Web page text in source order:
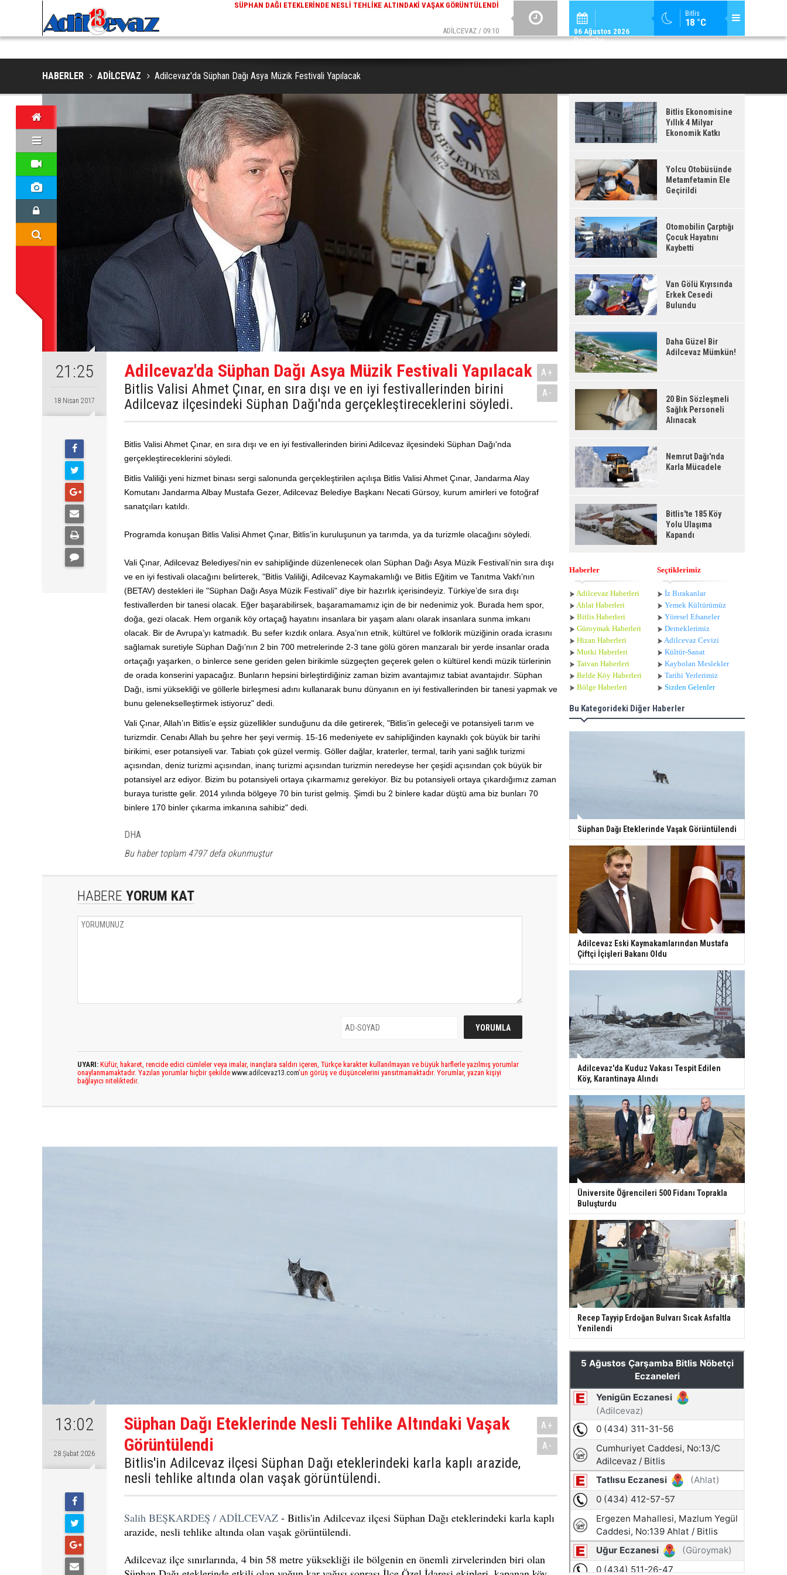
Bitlis
18 °C
06 Ağustos 2026
Perşembe
NESLI TEHLIKE ALTINDAKI VAŞAK GÖRÜNTÜLENDI
ADİLCEVAZ /
ADILCEVAZ'DA KUDUZ VAKASI TESPIT EDILEN KÖY, KARANTINAYA
HABERLER ADİLCEVAZ Adilcevaz'da Süphan Dağı Asya Müzik Festivali Yapılacak
21:25
18 Nisan 2017
Adilcevaz'da Süphan Dağı Asya Müzik Festivali Yapılacak
Bitlis Valisi Ahmet Çınar, en sıra dışı ve en iyi festivallerinden birini
Adilcevaz ilçesindeki Süphan Dağı'nda gerçekleştireceklerini söyledi.
A+
A-
Bitlis Valisi Ahmet Çınar, en sıra dışı ve en iyi festivallerinden birini Adilcevaz ilçesindeki Süphan Dağı'nda
gerçekleştireceklerini söyledi.
Bitlis Valiliği yeni hizmet binası sergi salonunda gerçekleştirilen açılışa Bitlis Valisi Ahmet Çınar, Jandarma Alay
Komutanı Jandarma Albay Mustafa Gezer, Adilcevaz Belediye Başkanı Necati Gürsoy, kurum amirleri ve fotoğraf
sanatçıları katıldı.
Programda konuşan Bitlis Valisi Ahmet Çınar, Bitlis’in kuruluşunun ya tarımda, ya da turizmle olacağını söyledi.
Vali Çınar, Adilcevaz Belediyesi'nin ev sahipliğinde düzenlenecek olan Süphan Dağı Asya Müzik Festivali’nin sıra dışı
ve en iyi festivali olacağını belirterek, "Bitlis Valiliği, Adilcevaz Kaymakamlığı ve Bitlis Eğitim ve Tanıtma Vakfı’nın
(BETAV) destekleri ile "Süphan Dağı Asya Müzik Festivali" diye bir hazırlık içerisindeyiz. Türkiye’de sıra dışı
festivallerden bir tanesi olacak. Eğer başarabilirsek, başaramamamız için de bir nedenimiz yok. Burada hem spor,
doğa, gezi olacak. Hem organik köy ortaçağ hayatını insanlara bir yaşam alanı olarak insanlara sunma imkanı
olacak. Bir de Avrupa’yı katmadık. Bu sefer kızdık onlara. Asya’nın etnik, kültürel ve folklorik müziğinin orada icrasını
sağlamak suretiyle Süphan Dağı’nın 2 bin 700 metrelerinde 2-3 tane gölü gören manzaralı bir yerde insanlar orada
ortaçağı yaşarken, o binlerce sene geriden gelen birikimle süzgeçten geçerek gelen o kültürel kendi müzik türlerinin
de orada konserini yapacağız. Bunların hepsini birleştirdiğiniz zaman bizim avantajımız tabiat avantajıdır. Süphan
Dağı, ismi yüksekliği ve göllerle birleşmesi adını kullanarak bunu dünyanın en iyi festivallerinden bir tanesi yapmak ve
bunu gelenekselleştirmek istiyoruz" dedi.
Vali Çınar, Allah’ın Bitlis’e eşsiz güzellikler sunduğunu da dile getirerek, "Bitlis’in geleceği ve potansiyeli tarım ve
turizmdir. Cenabı Allah bu şehre her şeyi vermiş. 15-16 medeniyete ev sahipliğinden kaynaklı çok büyük bir tarihi
birikimi, eser potansiyeli var. Tabiatı çok güzel vermiş. Göller dağlar, kraterler, termal, tarih yani sağlık turizmi
açısından, deniz turizmi açısından, inanç turizmi açısından turizmin neredeyse her çeşidi açısından çok büyük bir
potansiyel arz ediyor. Bizim bu potansiyeli ortaya çıkarmamız gerekiyor. Biz bu potansiyeli ortaya çıkardığımız zaman
buraya turistte gelir. 2014 yılında bölgeye 70 bin turist gelmiş. Şimdi bu 2 binlere kadar düştü ama biz bunları 70
binlere 170 binler çıkarma imkanına sahibiz" dedi.
DHA
Bu haber toplam 4797 defa okunmuştur
HABERE YORUM KAT
UYARI: Küfür, hakaret, rencide edici cümleler veya imalar, inançlara saldırı içeren, Türkçe karakter kullanılmayan ve büyük harflerle yazılmış yorumlar
onaylanmamaktadır. Yazılan yorumlar hiçbir şekilde www.adilcevaz13.com’un görüş ve düşüncelerini yansıtmamaktadır. Yorumlar, yazan kişiyi
bağlayıcı niteliktedir.
13:02
28 Şubat 2026
Süphan Dağı Eteklerinde Nesli Tehlike Altındaki Vaşak
Görüntülendi
Bitlis'in Adilcevaz ilçesi Süphan Dağı eteklerindeki karla kaplı arazide,
nesli tehlike altında olan vaşak görüntülendi.
A+
A-
Salih BEŞKARDEŞ / ADİLCEVAZ - Bitlis'in Adilcevaz ilçesi Süphan Dağı eteklerindeki karla kaplı
arazide, nesli tehlike altında olan vaşak görüntülendi.
Adilcevaz ilçe sınırlarında, 4 bin 58 metre yüksekliği ile bölgenin en önemli zirvelerinden biri olan
Bitlis Ekonomisine
Yıllık 4 Milyar
Ekonomik Katkı
Yolcu Otobüsünde
Metamfetamin Ele
Geçirildi
Otomobilin Çarptığı
Çocuk Hayatını
Kaybetti
Van Gölü Kıyısında
Erkek Cesedi
Bulundu
Daha Güzel Bir
Adilcevaz Mümkün!
20 Bin Sözleşmeli
Sağlık Personeli
Alınacak
Nemrut Dağı'nda
Karla Mücadele
Bitlis'te 185 Köy
Yolu Ulaşıma
Kapandı
Haberler
Adilcevaz Haberleri
Ahlat Haberleri
Bitlis Haberleri
Güroymak Haberleri
Hizan Haberleri
Mutki Haberleri
Tatvan Haberleri
Belde Köy Haberleri
Bölge Haberleri
Seçtiklerimiz
İz Bırakanlar
Yemek Kültürümüz
Yöresel Efsaneler
Derneklerimiz
Adilcevaz Cevizi
Kültür-Sanat
Kaybolan Meslekler
Tarihi Yerlerimiz
Sizden Gelenler
Bu Kategorideki Diğer Haberler
Süphan Dağı Eteklerinde Vaşak Görüntülendi
Adilcevaz Eski Kaymakamlarından Mustafa
Çiftçi İçişleri Bakanı Oldu
Adilcevaz'da Kuduz Vakası Tespit Edilen
Köy, Karantinaya Alındı
Üniversite Öğrencileri 500 Fidanı Toprakla
Buluşturdu
Recep Tayyip Erdoğan Bulvarı Sıcak Asfaltla
Yenilendi